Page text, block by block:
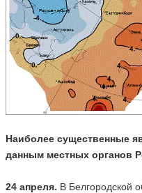
Наиболее существенные
данным местных органов
24 апреля. В Белгородской